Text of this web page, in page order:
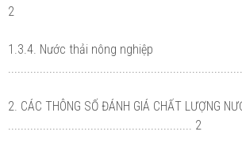
2
1.3.4. Nước thải nông nghiệp
2. CÁC THÔNG SỐ ĐÁNH GIÁ CHẤT LƯỢNG
.......................................................... 2